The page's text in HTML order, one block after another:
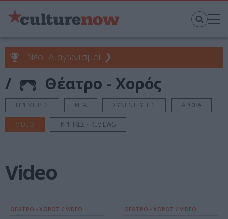
Νέοι Διαγωνισμοί ❯
/ Θέατρο - Χορός
ΠΡΕΜΙΕΡΕΣ ΝΕΑ ΣΥΝΕΝΤΕΥΞΕΙΣ ΑΡΘΡΑ
VIDEO ΚΡΙΤΙΚΕΣ - REVIEWS
Video
ΘΕΑΤΡΟ - ΧΟΡΟΣ / VIDEO ΘΕΑΤΡΟ - ΧΟΡΟΣ / VIDEO